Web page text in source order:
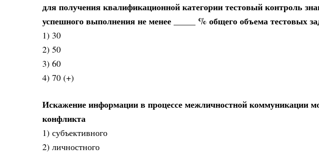
для получения квалификационной категории тестовый контроль
успешного выполнения не менее _____ % общего объема тестовых
1) 30
2) 50
3) 60
4) 70 (+)
Искажение информации в процессе межличностной коммуникации
конфликта
1) субъективного
2) личностного